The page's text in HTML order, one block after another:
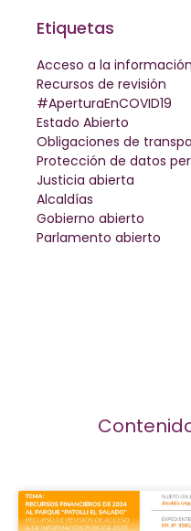
Etiquetas
Acceso a la información
Recursos de revisión
#AperturaEnCOVID19
Estado Abierto
Obligaciones de
Protección de datos
Justicia abierta
Alcaldías
Gobierno abierto
Parlamento abierto